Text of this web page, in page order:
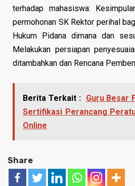
terhadap mahasiswa:
permohonan SK Rektor perihal
Hukum Pidana dimana dan
Melakukan persiapan
ditambahkan dan Rencana
Berita Terkait : Guru Besar
Sertifikasi Perancang
Online
Share